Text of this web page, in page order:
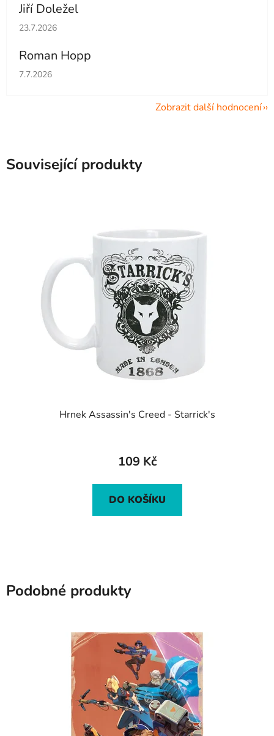
Jiří Doležel
Hodnocení obchodu je 5 z 5 hvězdiček.
23.7.2026
Roman Hopp
Hodnocení obchodu je 5 z 5 hvězdiček.
7.7.2026
Zobrazit další hodnocení
Související produkty
Hrnek Assassin's Creed - Starrick's
109 Kč
DO KOŠÍKU
Podobné produkty